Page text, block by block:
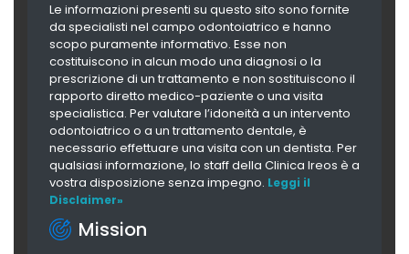
Le informazioni presenti su questo sito sono fornite
da specialisti nel campo odontoiatrico e hanno
scopo puramente informativo. Esse non
costituiscono in alcun modo una diagnosi o la
prescrizione di un trattamento e non sostituiscono il
rapporto diretto medico-paziente o una visita
specialistica. Per valutare l’idoneità a un intervento
odontoiatrico o a un trattamento dentale, è
necessario effettuare una visita con un dentista. Per
qualsiasi informazione, lo staff della Clinica Ireos è a
vostra disposizione senza impegno. Leggi il
Disclaimer»
Mission